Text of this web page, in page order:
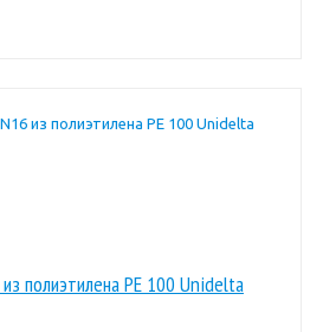
полиэтилена PE 100 Unidelta